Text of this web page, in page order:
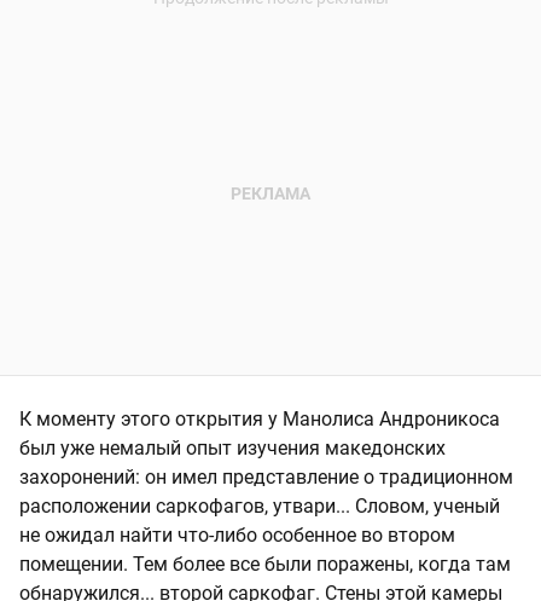
К моменту этого открытия у Манолиса Андроникоса
был уже немалый опыт изучения македонских
захоронений: он имел представление о традиционном
расположении саркофагов, утвари... Словом, ученый
не ожидал найти что-либо особенное во втором
помещении. Тем более все были поражены, когда там
обнаружился... второй саркофаг. Стены этой камеры